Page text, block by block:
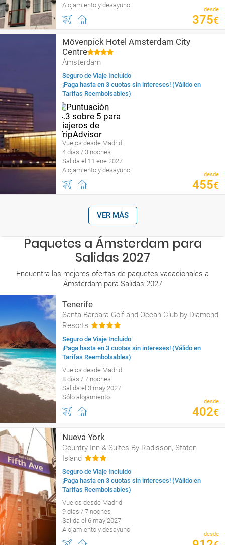
Alojamiento y desayuno
desde
375€
Mövenpick Hotel Amsterdam City
Centre
Ámsterdam
Seguro de Viaje Incluido
¡Paga hasta en 3 cuotas sin intereses! (Válido en
Tarifas Reembolsables)
Vuelos desde Madrid
4 días / 3 noches
Salida el 11 ene 2027
Alojamiento y desayuno
desde
455€
VER MÁS
Paquetes a Ámsterdam para
Salidas 2027
Encuentra las mejores ofertas de paquetes vacacionales a
Ámsterdam para Salidas 2027
Tenerife
Santa Barbara Golf and Ocean Club by Diamond
Resorts
Seguro de Viaje Incluido
¡Paga hasta en 3 cuotas sin intereses! (Válido en
Tarifas Reembolsables)
Vuelos desde Madrid
8 días / 7 noches
Salida el 3 may 2027
Sólo alojamiento
desde
402€
Nueva York
Country Inn & Suites By Radisson, Staten
Island
Seguro de Viaje Incluido
¡Paga hasta en 3 cuotas sin intereses! (Válido en
Tarifas Reembolsables)
Vuelos desde Madrid
9 días / 7 noches
Salida el 6 may 2027
Alojamiento y desayuno
desde